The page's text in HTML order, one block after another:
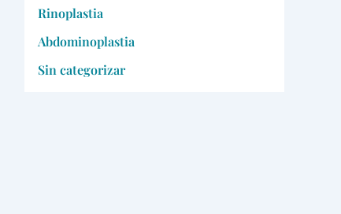
Rinoplastia
Abdominoplastia
Sin categorizar